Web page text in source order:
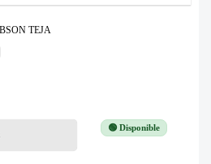
TEJA
🟢 Disponible